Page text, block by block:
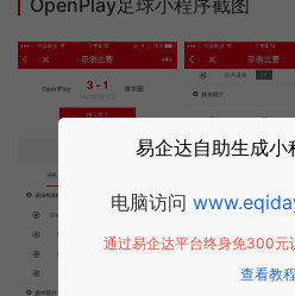
OpenPlay足球小程序截图
易企达自助生成小
电脑访问
通过易企达平台终身免300元
查看教程